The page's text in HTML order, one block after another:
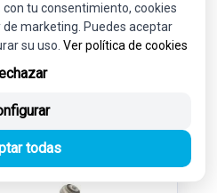
tu consentimiento, cookies
marketing. Puedes aceptar
su uso. Ver política de cookies
todas